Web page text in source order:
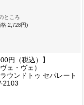
ところ
:2,728円)
円（税込）】
ェ・ヴェ）
ウンドトゥ セパレート
2103